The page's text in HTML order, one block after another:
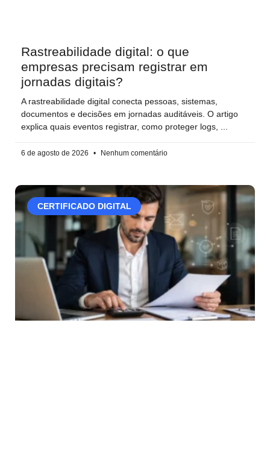
Rastreabilidade digital: o que
empresas precisam registrar em
jornadas digitais?
A rastreabilidade digital conecta pessoas, sistemas,
documentos e decisões em jornadas auditáveis. O artigo
explica quais eventos registrar, como proteger logs,
6 de agosto de 2026 Nenhum comentário
CERTIFICADO DIGITAL